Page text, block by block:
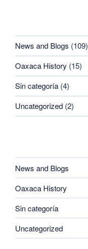
News and Blogs (109)
Oaxaca History (15)
Sin categoría (4)
Uncategorized (2)
News and Blogs
Oaxaca History
Sin categoría
Uncategorized